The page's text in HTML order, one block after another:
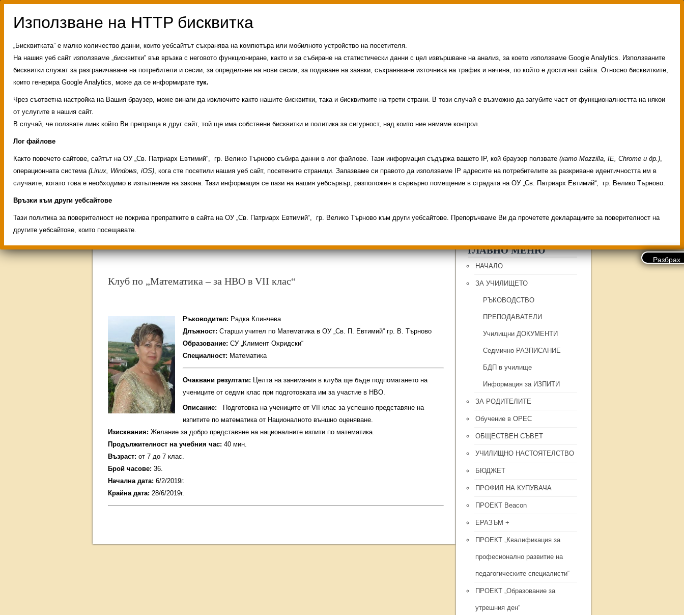
Административни услуги История на училището Контакти
Прием
Свободни места за ученици
Клуб по „Математика – за НВО в VII клас“
Ръководител: Радка Клинчева
Длъжност: Старши учител по Математика в ОУ „Св. П. Евтимий“ гр. В. Търново
Образование: СУ „Климент Охридски“
Специалност: Математика
Очаквани резултати: Целта на занимания в клуба ще бъде подпомагането на
учениците от седми клас при подготовката им за участие в НВО.
Описание:
Подготовка на учениците от VII клас за успешно представяне на
изпитите по математика от Националното външно оценяване.
Изисквания: Желание за добро представяне на националните изпити по математика.
Продължителност на учебния час: 40 мин.
Възраст: от 7 до 7 клас.
Брой часове: 36.
Начална дата: 6/2/2019г.
Крайна дата: 28/6/2019г.
ГЛАВНО МЕНЮ
НАЧАЛО
ЗА УЧИЛИЩЕТО
РЪКОВОДСТВО
ПРЕПОДАВАТЕЛИ
Училищни ДОКУМЕНТИ
Седмично РАЗПИСАНИЕ
БДП в училище
Информация за ИЗПИТИ
ЗА РОДИТЕЛИТЕ
Обучение в ОРЕС
ОБЩЕСТВЕН СЪВЕТ
УЧИЛИЩНО НАСТОЯТЕЛСТВО
БЮДЖЕТ
ПРОФИЛ НА КУПУВАЧА
ПРОЕКТ Beacon
ЕРАЗЪМ +
ПРОЕКТ „Квалификация за
професионално развитие на
педагогическите специалисти“
ПРОЕКТ „Образование за
утрешния ден“
„Бисквитката” е малко количество данни, които уебсайтът съхранява на компютъра или мобилното устройство на посетителя.
На нашия уеб сайт използваме „бисквитки” във връзка с неговото функциониране, както и за събиране на статистически данни с цел извършване на анализ, за което използваме Google Analytics. Използваните
бисквитки служат за разграничаване на потребители и сесии, за определяне на нови сесии, за подаване на заявки, съхраняване източника на трафик и начина, по който е достигнат сайта. Относно бисквитките,
които генерира Google Analytics, може да се информирате тук.
Чрез съответна настройка на Вашия браузер, може винаги да изключите както нашите бисквитки, така и бисквитките на трети страни. В този случай е възможно да загубите част от функционалността на някои
от услугите в нашия сайт.
В случай, че ползвате линк който Ви препраща в друг сайт, той ще има собствени бисквитки и политика за сигурност, над които ние нямаме контрол.
Лог файлове
Както повечето сайтове, сайтът на ОУ „Св. Патриарх Евтимий“, гр. Велико Търново събира данни в лог файлове. Тази информация съдържа вашето IP, кой браузер ползвате (като Mozzilla, IE, Chrome и др.),
операционната система (Linux, Windows, iOS), кога сте посетили нашия уеб сайт, посетените страници. Запазваме си правото да използваме IP адресите на потребителите за разкриване идентичността им в
случаите, когато това е необходимо в изпълнение на закона. Тази информация се пази на нашия уебсървър, разположен в сървърно помещение в сградата на ОУ „Св. Патриарх Евтимий“, гр. Велико Търново.
Връзки към други уебсайтове
Тази политика за поверителност не покрива препратките в сайта на ОУ „Св. Патриарх Евтимий“, гр. Велико Търново към други уебсайтове. Препоръчваме Ви да прочетете декларациите за поверителност на
другите уебсайтове, които посещавате.